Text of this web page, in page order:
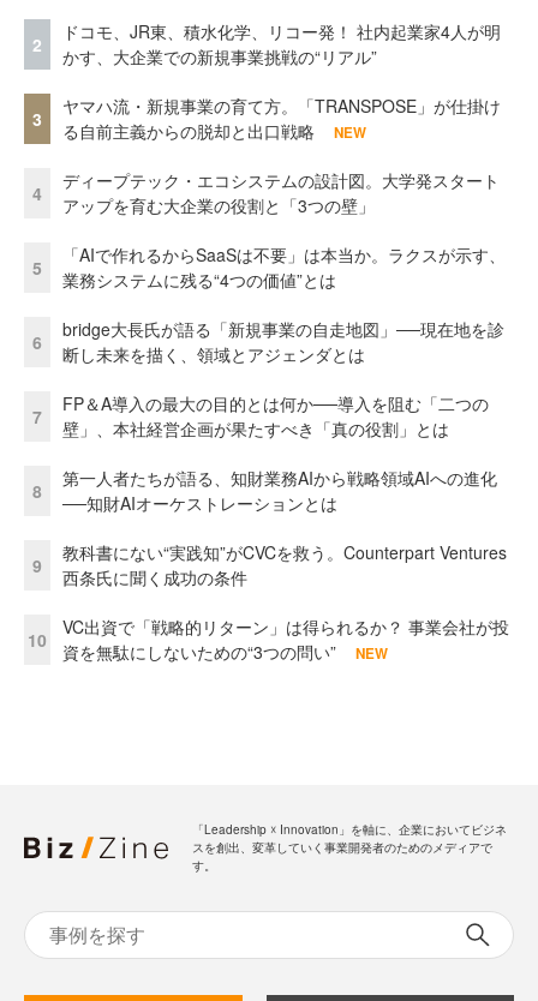
2
ドコモ、JR東、積水化学、リコー発！ 社内起業家4人が明
かす、大企業での新規事業挑戦の“リアル”
3
ヤマハ流・新規事業の育て方。「TRANSPOSE」が仕掛け
る自前主義からの脱却と出口戦略
NEW
4
ディープテック・エコシステムの設計図。大学発スタート
アップを育む大企業の役割と「3つの壁」
5
「AIで作れるからSaaSは不要」は本当か。ラクスが示す、
業務システムに残る“4つの価値”とは
6
bridge大長氏が語る「新規事業の自走地図」──現在地を診
断し未来を描く、領域とアジェンダとは
7
FP＆A導入の最大の目的とは何か──導入を阻む「二つの
壁」、本社経営企画が果たすべき「真の役割」とは
8
第一人者たちが語る、知財業務AIから戦略領域AIへの進化
──知財AIオーケストレーションとは
9
教科書にない“実践知”がCVCを救う。Counterpart Ventures
西条氏に聞く成功の条件
10
VC出資で「戦略的リターン」は得られるか？ 事業会社が投
資を無駄にしないための“3つの問い”
NEW
「Leadership ☓ Innovation」を軸に、企業においてビジネ
スを創出、変革していく事業開発者のためのメディアで
す。